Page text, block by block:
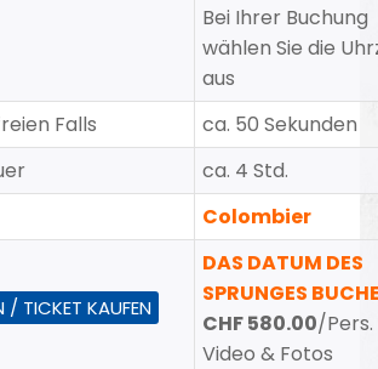
Bei Ihrer Buchung
wählen Sie die
aus
Falls
ca. 50 Sekunden
ca. 4 Std.
Colombier
/ TICKET KAUFEN
DAS DATUM DES
SPRUNGES
CHF 580.00/
Video & Fotos